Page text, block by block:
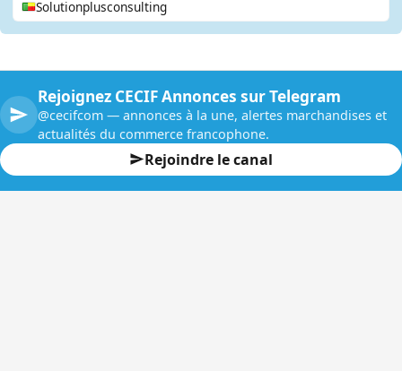
Solutionplusconsulting
Rejoignez CECIF Annonces sur Telegram
@cecifcom — annonces à la une, alertes marchandises et
actualités du commerce francophone.
Rejoindre le canal